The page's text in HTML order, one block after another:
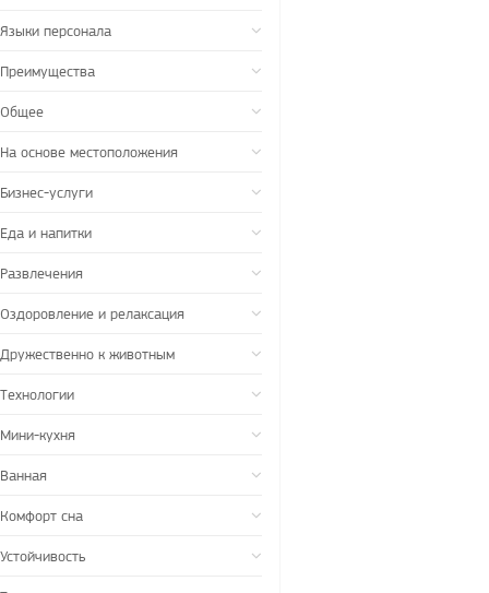
Языки персонала
Преимущества
Общее
На основе местоположения
Бизнес-услуги
Еда и напитки
Развлечения
Оздоровление и релаксация
Дружественно к животным
Технологии
Мини-кухня
Ванная
Комфорт сна
Устойчивость